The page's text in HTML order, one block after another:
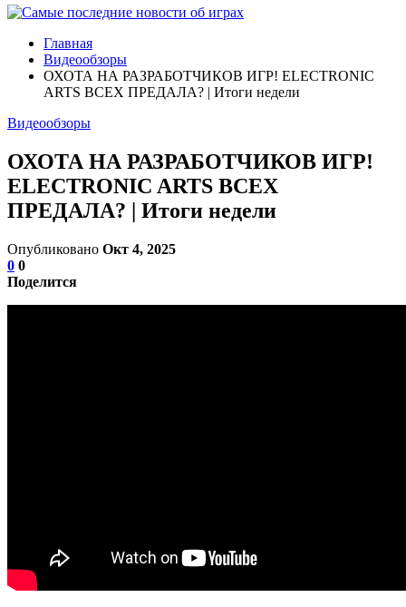
Главная
Видеообзоры
ОХОТА НА РАЗРАБОТЧИКОВ ИГР! ELECTRONIC
ARTS ВСЕХ ПРЕДАЛА? | Итоги недели
Видеообзоры
ОХОТА НА РАЗРАБОТЧИКОВ ИГР!
ELECTRONIC ARTS ВСЕХ
ПРЕДАЛА? | Итоги недели
Опубликовано Окт 4, 2025
0 0
Поделится